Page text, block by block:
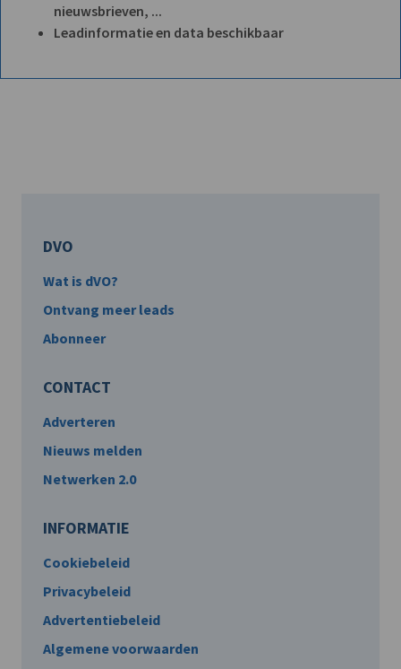
nieuwsbrieven, ...
Leadinformatie en data beschikbaar
DVO
Wat is dVO?
Ontvang meer leads
Abonneer
CONTACT
Adverteren
Nieuws melden
Netwerken 2.0
INFORMATIE
Cookiebeleid
Privacybeleid
Advertentiebeleid
Algemene voorwaarden